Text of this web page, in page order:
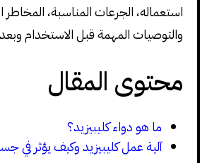
استعماله، الجرعات المناسبة، المخاطر
والتوصيات المهمة قبل الاستخدام
محتوى المقال
ما هو دواء كليبيزيد؟
آلية عمل كليبيزيد وكيف يؤثر في